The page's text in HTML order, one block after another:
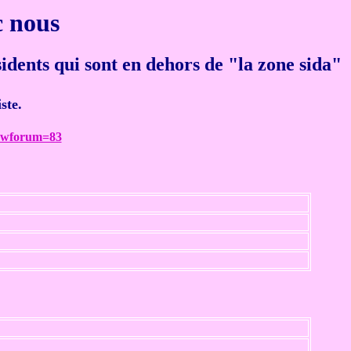
nous
qui sont en dehors de "la zone sida"